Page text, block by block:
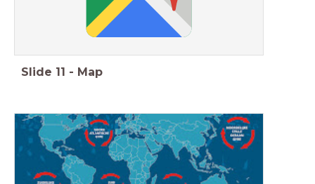
Slide 11 - Map